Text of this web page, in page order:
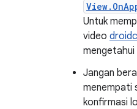
Untuk
video
mengetahui
Jangan
menempati
konfirmasi